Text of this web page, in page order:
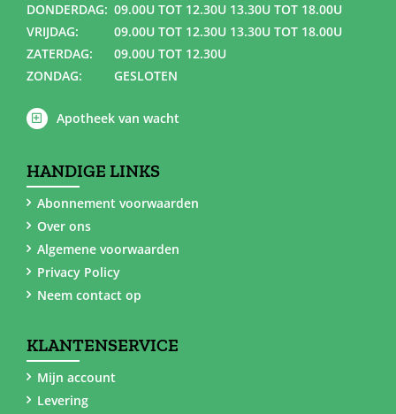
DONDERDAG: 09.00U TOT 12.30U 13.30U TOT 18.00U
VRIJDAG:
09.00U TOT 12.30U 13.30U TOT 18.00U
ZATERDAG:
09.00U TOT 12.30U
ZONDAG:
GESLOTEN
Apotheek van wacht
HANDIGE LINKS
Abonnement voorwaarden
Over ons
Algemene voorwaarden
Privacy Policy
Neem contact op
KLANTENSERVICE
Mijn account
Levering